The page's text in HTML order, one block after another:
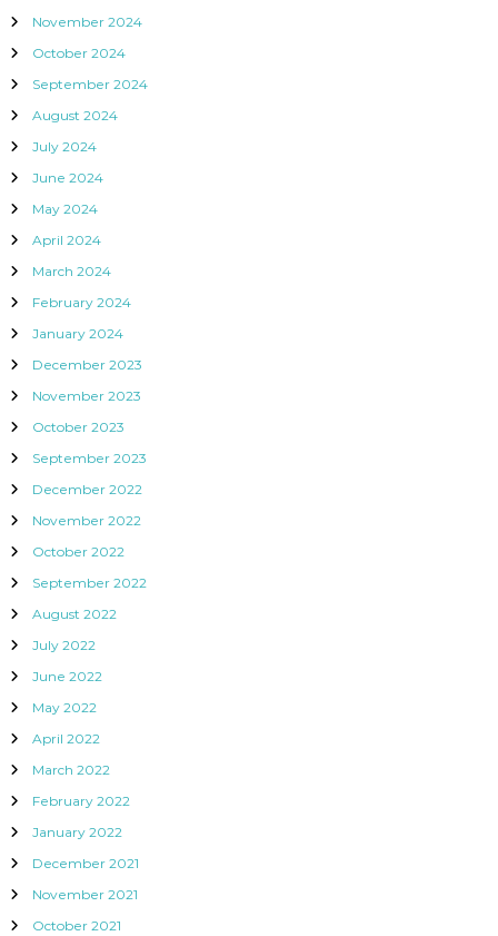
November 2024
October 2024
September 2024
August 2024
July 2024
June 2024
May 2024
April 2024
March 2024
February 2024
January 2024
December 2023
November 2023
October 2023
September 2023
December 2022
November 2022
October 2022
September 2022
August 2022
July 2022
June 2022
May 2022
April 2022
March 2022
February 2022
January 2022
December 2021
November 2021
October 2021